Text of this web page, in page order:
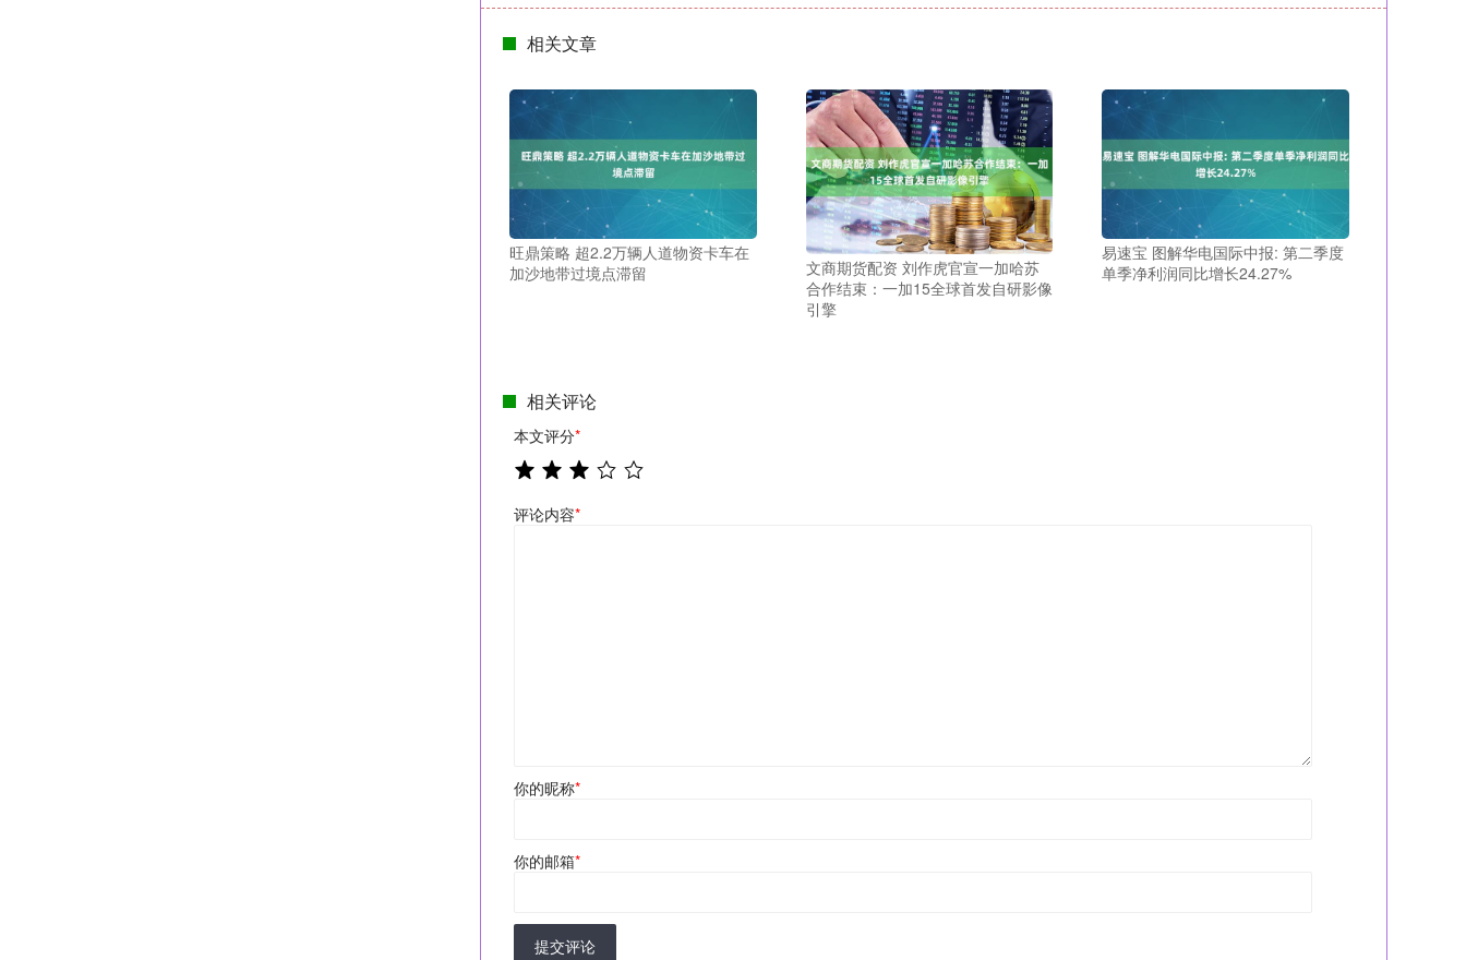
相关文章
旺鼎策略 超2.2万辆人道物资卡车在
加沙地带过境点滞留
文商期货配资 刘作虎官宣一加哈苏
合作结束：一加15全球首发自研影像
引擎
易速宝 图解华电国际中报: 第二季度
单季净利润同比增长24.27%
相关评论
本文评分*
评论内容*
你的昵称*
你的邮箱*
提交评论